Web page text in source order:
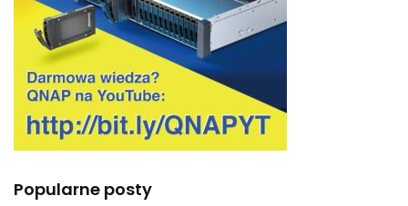
Popularne posty